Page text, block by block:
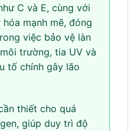
C và E, cùng với
mạnh mẽ, đóng
việc bảo vệ làn
trường, tia UV và
tố chính gây lão
thiết cho quá
giúp duy trì độ